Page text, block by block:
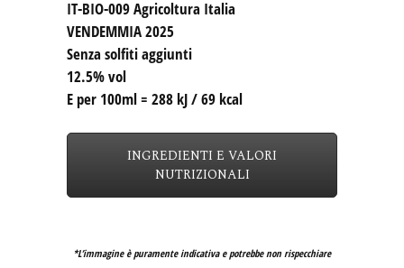
IT-BIO-009 Agricoltura Italia
VENDEMMIA 2025
Senza solfiti aggiunti
12.5% vol
E per 100ml = 288 kJ / 69 kcal
INGREDIENTI E VALORI
NUTRIZIONALI
*L’immagine è puramente indicativa e potrebbe non rispecchiare